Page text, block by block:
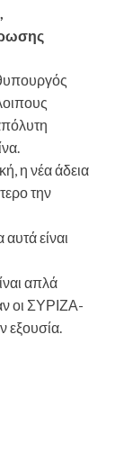
η νέα άδεια
την
είναι
απλά
οι ΣΥΡΙΖΑ-
εξουσία.